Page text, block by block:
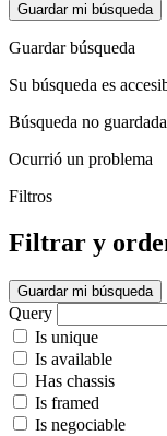
Guardar mi búsqueda
Guardar búsqueda
Su búsqueda es
Búsqueda no guardada
Ocurrió un problema
Filtros
Filtrar y
Guardar mi búsqueda
Query
Is unique
Is available
Has chassis
Is framed
Is negociable